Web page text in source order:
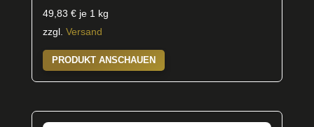
49,83 €je 1 kg
zzgl. Versand
PRODUKT ANSCHAUEN